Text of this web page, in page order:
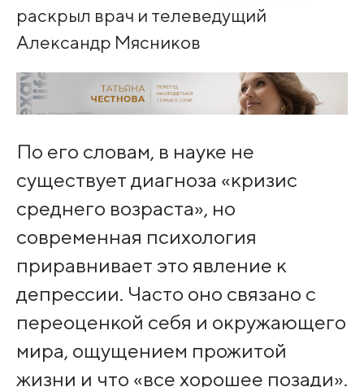
раскрыл врач и телеведущий
Александр Мясников
По его словам, в науке не
существует диагноза «кризис
среднего возраста», но
современная психология
приравнивает это явление к
депрессии. Часто оно связано с
переоценкой себя и окружающего
мира, ощущением прожитой
жизни и что «все хорошее позади».